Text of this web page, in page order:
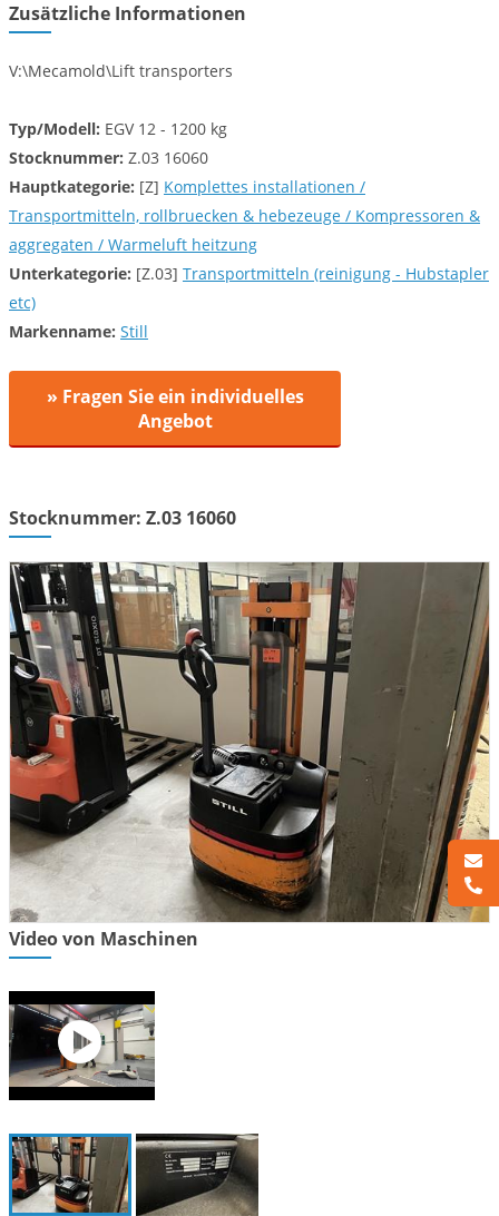
Zusätzliche Informationen
V:\Mecamold\Lift transporters
Typ/Modell: EGV 12 - 1200 kg
Stocknummer: Z.03 16060
Hauptkategorie: [Z] Komplettes installationen /
Transportmitteln, rollbruecken & hebezeuge / Kompressoren &
aggregaten / Warmeluft heitzung
Unterkategorie: [Z.03] Transportmitteln (reinigung - Hubstapler
etc)
Markenname: Still
» Fragen Sie ein individuelles
Angebot
Stocknummer: Z.03 16060
Video von Maschinen